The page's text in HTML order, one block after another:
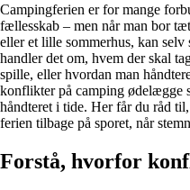
Campingferien er for mange
fællesskab – men når man bor
eller et lille sommerhus, kan
handler det om, hvem der skal
spille, eller hvordan man
konflikter på camping ødelægge
håndteret i tide. Her får du råd
ferien tilbage på sporet, når
Forstå, hvorfor